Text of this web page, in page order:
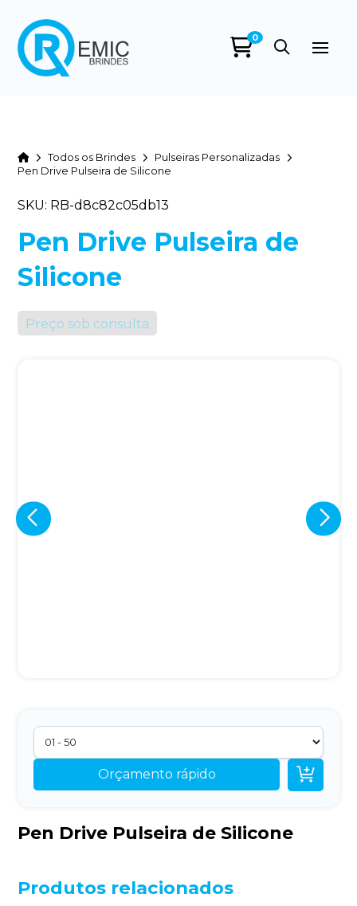
0
HomeTodos os Brindes
Pulseiras Personalizadas
Pen Drive Pulseira de Silicone
SKU: RB-d8c82c05db13
Pen Drive Pulseira de
Silicone
Preço sob consulta
Orçamento rápido 
Pen Drive Pulseira de Silicone
Produtos relacionados